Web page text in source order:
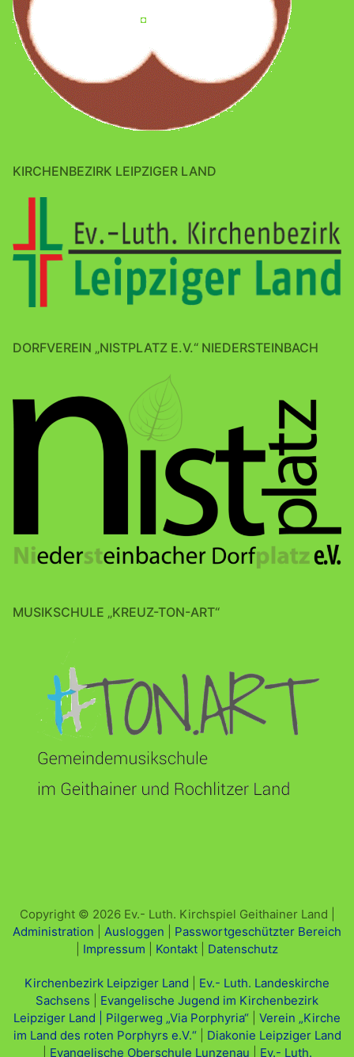
KIRCHENBEZIRK LEIPZIGER LAND
DORFVEREIN „NISTPLATZ E.V.“ NIEDERSTEINBACH
MUSIKSCHULE „KREUZ-TON-ART“
Copyright © 2026 Ev.- Luth. Kirchspiel Geithainer Land |
Administration
Ausloggen
Passwortgeschützter Bereich
Impressum Kontakt Datenschutz
Kirchenbezirk Leipziger Land
Ev.- Luth. Landeskirche
Sachsens
Evangelische Jugend im Kirchenbezirk
Leipziger Land | Pilgerweg „Via Porphyria“
Verein „Kirche
im Land des roten Porphyrs e.V.“| Diakonie Leipziger Land
Evangelische Oberschule Lunzenau Ev.- Luth.